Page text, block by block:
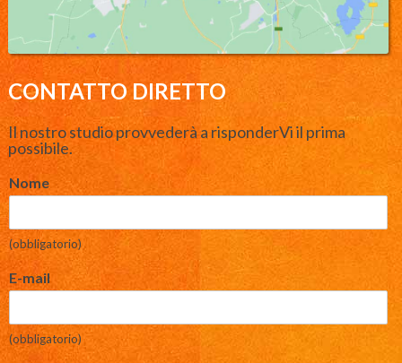
CONTATTO DIRETTO
Il nostro studio provvederà a risponderVi il prima
possibile.
Nome
(obbligatorio)
E-mail
(obbligatorio)